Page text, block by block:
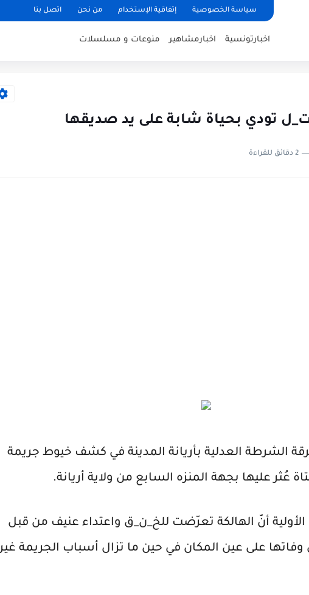
سياسة الخصوصية إتفاقية الإستخدام من نحن اتصل بنا
اخبارتونسية اخبارمشاهير منوعات و مسلسلات
تودي بحياة شابة على يد صديقها
2 دقائق للقراءة
الشرطة العدلية بأريانة المدينة في كشف خيوط جريمة
عُثر عليها بجهة المنزه السابع من ولاية أريانة.
أنّ الهالكة تعرّضت للخ_ن_ق واعتداء عنيف من قبل
على عين المكان في حين ما تزال أسباب الجريمة غير